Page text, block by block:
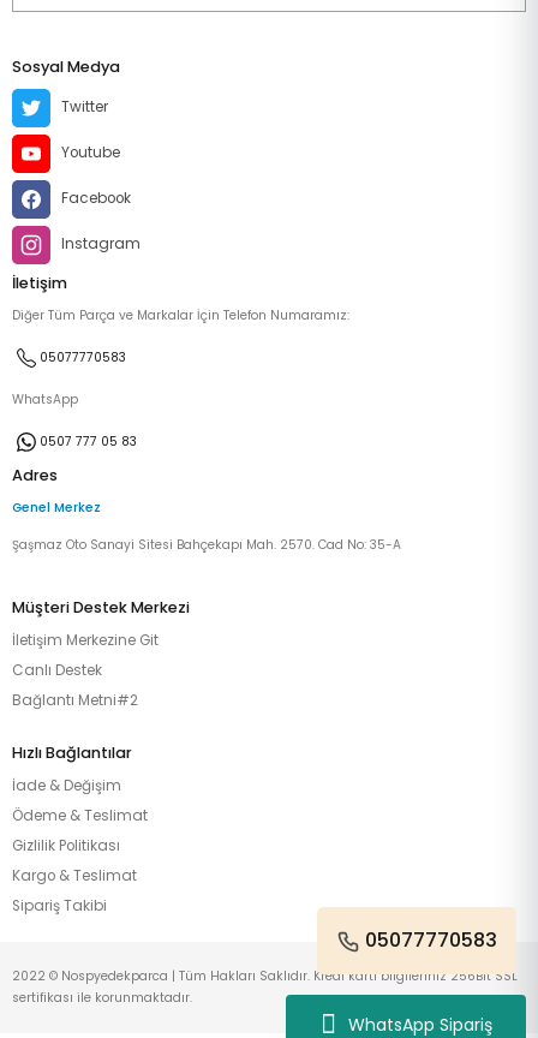
WhatsApp Sipariş
Sosyal Medya
Twitter
Youtube
Facebook
Instagram
İletişim
Diğer Tüm Parça ve Markalar İçin Telefon Numaramız:
05077770583
WhatsApp
0507 777 05 83
Adres
Genel Merkez
Şaşmaz Oto Sanayi Sitesi Bahçekapı Mah. 2570. Cad No: 35-A
Müşteri Destek Merkezi
İletişim Merkezine Git
Canlı Destek
Bağlantı Metni#2
Hızlı Bağlantılar
İade & Değişim
Ödeme & Teslimat
Gizlilik Politikası
Kargo & Teslimat
Sipariş Takibi
05077770583
2022 © Nospyedekparca | Tüm Hakları Saklıdır. Kredi kartı bilgileriniz 256Bit SSL
sertifikası ile korunmaktadır.